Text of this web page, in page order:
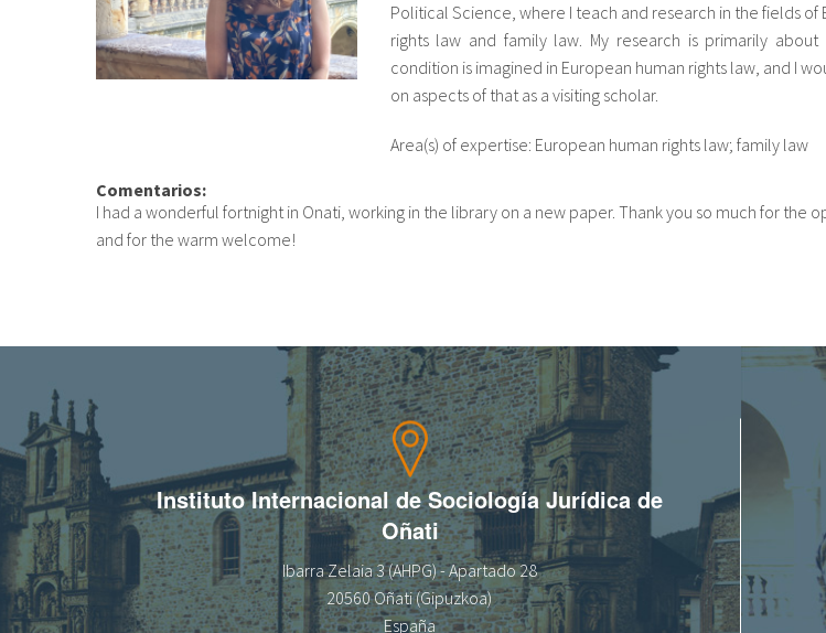
Political Science, where I teach and research in the fields of
rights law and family law. My research is primarily
condition is imagined in European human rights law, and I
on aspects of that as a visiting scholar.
Area(s) of expertise: European human rights law; family law
Comentarios:
I had a wonderful fortnight in Onati, working in the library on a new paper. Thank you so much for the
and for the warm welcome!
Instituto Internacional de Sociología Jurídica de
Oñati
Ibarra Zelaia 3 (AHPG) - Apartado 28
20560 Oñati (Gipuzkoa)
España